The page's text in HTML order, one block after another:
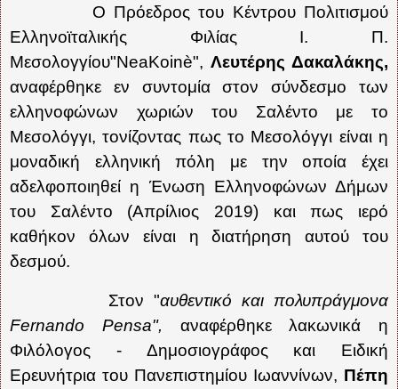
Ο Πρόεδρος του Κέντρου Πολιτισμού
Ελληνοϊταλικής Φιλίας Ι. Π.
Μεσολογγίου"NeaKoinè", Λευτέρης Δακαλάκης,
αναφέρθηκε εν συντομία στον σύνδεσμο των
ελληνοφώνων χωριών του Σαλέντο με το
Μεσολόγγι, τονίζοντας πως το Μεσολόγγι είναι η
μοναδική ελληνική πόλη με την οποία έχει
αδελφοποιηθεί η Ένωση Ελληνοφώνων Δήμων
του Σαλέντο (Απρίλιος 2019) και πως ιερό
καθήκον όλων είναι η διατήρηση αυτού του
δεσμού.
Στον "αυθεντικό και πολυπράγμονα
Fernando Pensa", αναφέρθηκε λακωνικά η
Φιλόλογος - Δημοσιογράφος και Ειδική
Ερευνήτρια του Πανεπιστημίου Ιωαννίνων, Πέπη